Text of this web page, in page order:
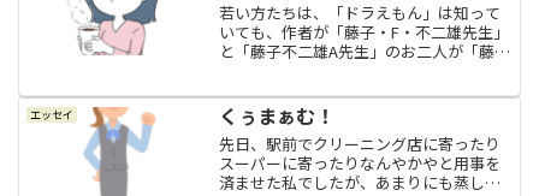
若い方たちは、「ドラえもん」は知って
いても、作者が「藤子・F・不二雄先生」
と「藤子不二雄A先生」のお二人が「藤子
さんだったことを知っているのかしら？
と思いつつ。てんとう虫...
エッセイ くぅまぁむ！
先日、駅前でクリーニング店に寄ったり
スーパーに寄ったりなんやかやと用事を
済ませた私でしたが、あまりにも蒸し暑